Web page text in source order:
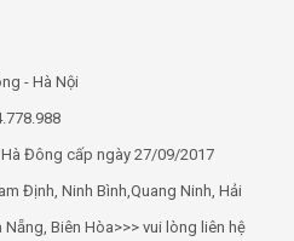
- Hà Nội
Đông cấp ngày 27/09/2017
Định, Ninh Bình,Quang Ninh, Hải
Biên Hòa>>> vui lòng liên hệ